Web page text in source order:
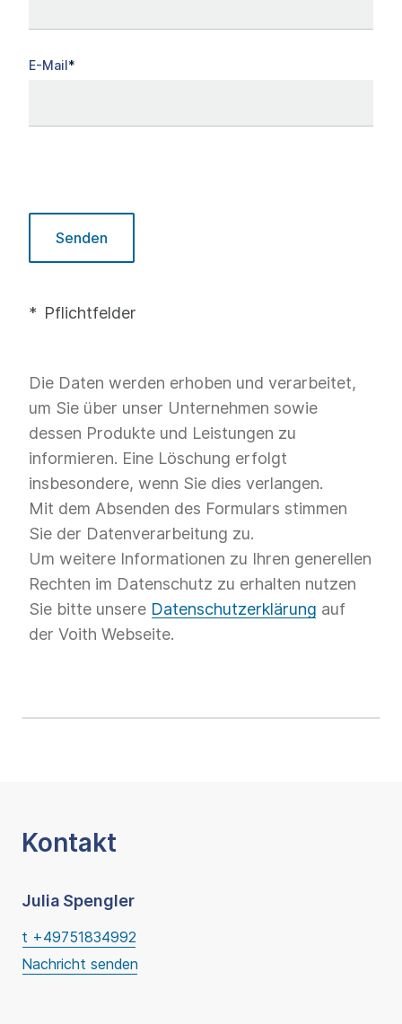
E-Mail
Senden
Pflichtfelder
Die Daten werden erhoben und verarbeitet,
um Sie über unser Unternehmen sowie
dessen Produkte und Leistungen zu
informieren. Eine Löschung erfolgt
insbesondere, wenn Sie dies verlangen.
Mit dem Absenden des Formulars stimmen
Sie der Datenverarbeitung zu.
Um weitere Informationen zu Ihren generellen
Rechten im Datenschutz zu erhalten nutzen
Sie bitte unsere Datenschutzerklärung auf
der Voith Webseite.
Kontakt
Julia Spengler
t +49751834992